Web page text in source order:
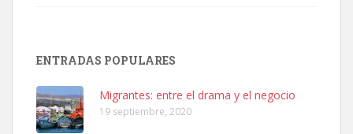
Leales.org » Gran Canaria
ENTRADAS POPULARES
Migrantes: entre el drama y el negocio
19 septiembre, 2020